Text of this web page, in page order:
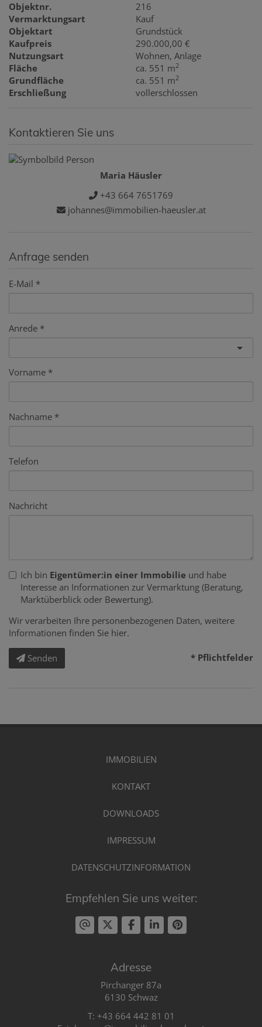
Objektnr.
216
Vermarktungsart
Kauf
Objektart
Grundstück
Kaufpreis
290.000,00 €
Nutzungsart
Wohnen Anlage
Fläche
ca. 551 m2
Grundfläche ca. 551 m2
Erschließung vollerschlossen
Kontaktieren Sie uns
Maria Häusler
+43 664 7651769
johannes@immobilien-haeusler.at
Anfrage senden
E-Mail
Anrede
Vorname
Nachname
Telefon
Nachricht
Ich bin Eigentümer:in einer Immobilie und habe
Interesse an Informationen zur Vermarktung (Beratung,
Marktüberblick oder Bewertung).
Wir verarbeiten Ihre personenbezogenen Daten, weitere
Informationen finden Sie hier.
Senden * Pflichtfelder
IMMOBILIEN
KONTAKT
DOWNLOADS
IMPRESSUM
DATENSCHUTZINFORMATION
Empfehlen Sie uns weiter:
Adresse
Pirchanger 87a
6130 Schwaz
T: +43 664 442 81 01